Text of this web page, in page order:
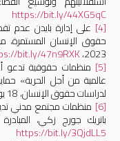
https://bit.ly/44XG5qC
[4] على إدارة بايدن عدم
2023، bit.ly/47n9RXK
[5] منظمات حقوقية تدعو
عالمية من أجل الحرية»
لدراسات حقوق الإنسان، 18 يوليو 2023،
[6] منظمات مجتمع مدني
باتريك جورج زكي، المبادرة
https://bit.ly/3QjdLL5